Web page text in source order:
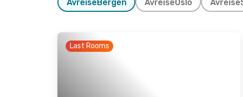
AvreiseBergen AvreiseOslo Avreise
Last Rooms